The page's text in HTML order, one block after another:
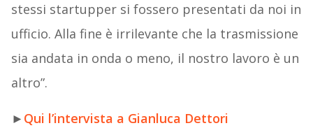
stessi startupper si fossero presentati da noi in
ufficio. Alla fine è irrilevante che la trasmissione
sia andata in onda o meno, il nostro lavoro è un
altro”.
► Qui l’intervista a Gianluca Dettori